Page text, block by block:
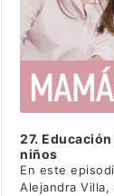
27.
niños
En este
Alejandra